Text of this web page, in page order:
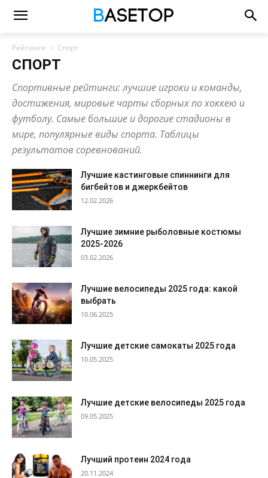
Рейтинги Спорт
СПОРТ
Спортивные рейтинги: лучшие игроки и команды,
достижения, мировые чарты сборных по хоккею и
футболу. Самые большие и дорогие стадионы в
мире, популярные виды спорта. Таблицы
результатов соревнований.
Лучшие кастинговые спиннинги для
бигбейтов и джеркбейтов
12.02.2026
Лучшие зимние рыболовные костюмы
2025-2026
03.02.2026
Лучшие велосипеды 2025 года: какой
выбрать
10.06.2025
Лучшие детские самокаты 2025 года
10.05.2025
Лучшие детские велосипеды 2025 года
09.05.2025
Лучший протеин 2024 года
20.11.2024